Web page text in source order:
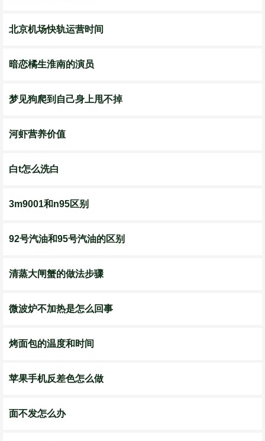
北京机场快轨运营时间
暗恋橘生淮南的演员
梦见狗爬到自己身上甩不掉
河虾营养价值
白t怎么洗白
3m9001和n95区别
92号汽油和95号汽油的区别
清蒸大闸蟹的做法步骤
微波炉不加热是怎么回事
烤面包的温度和时间
苹果手机反差色怎么做
面不发怎么办